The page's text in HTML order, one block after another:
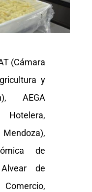
(Cámara
y
AEGA
Hotelera,
de
de